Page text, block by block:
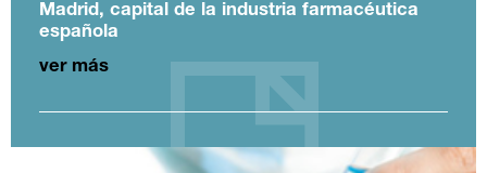
Madrid, capital de la industria farmacéutica
española
ver más